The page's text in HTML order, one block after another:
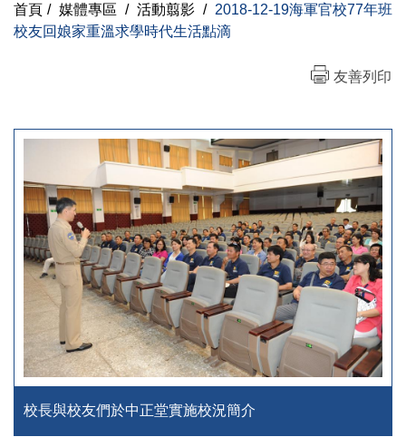
首頁 / 媒體專區 / 活動翦影 / 2018-12-19海軍官校77年班
校友回娘家重溫求學時代生活點滴
友善列印
校長與校友們於中正堂實施校況簡介